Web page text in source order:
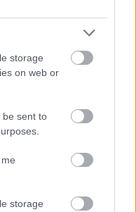
storage
on web or
be sent to
storage
van jelen, így
az idő természetét
a
vizsgálatával
foglalkozik.
és tartamos
élményként
csak a
a lélek
idézett mondatok: